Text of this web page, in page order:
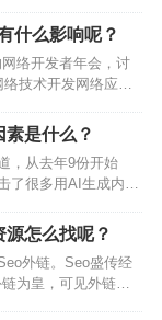
验，快速走完从初
需要你…
化网站内容来满足
索意图Search
图或查询意图，是
语的背后的目的或
使用像谷歌或必应
目标或所寻…
什么影响呢？
络开发者年会，讨
技术开发网络应
开发者大会。今年
月14日-15日在加州
举行，这个地点距
是什么？
，从去年9份开始
了很多用AI生成内容
次更新之后到底修改
的程序员朋友来说
的推广来说非常重
于程序员朋友来说
SEO思维。从广义
怎么找呢？
外链。Seo盛传经
为皇，可见外链的